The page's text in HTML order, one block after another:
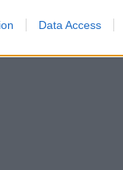
Data Access